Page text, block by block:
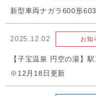
新型車両ナガラ600形
2025.12.02 お知
【子宝温泉 円空の湯】
※12月18日更新